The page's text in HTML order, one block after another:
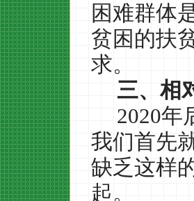
困难群体
贫困的扶
求。
三、相
2020年
我们首先
缺乏这样
起。